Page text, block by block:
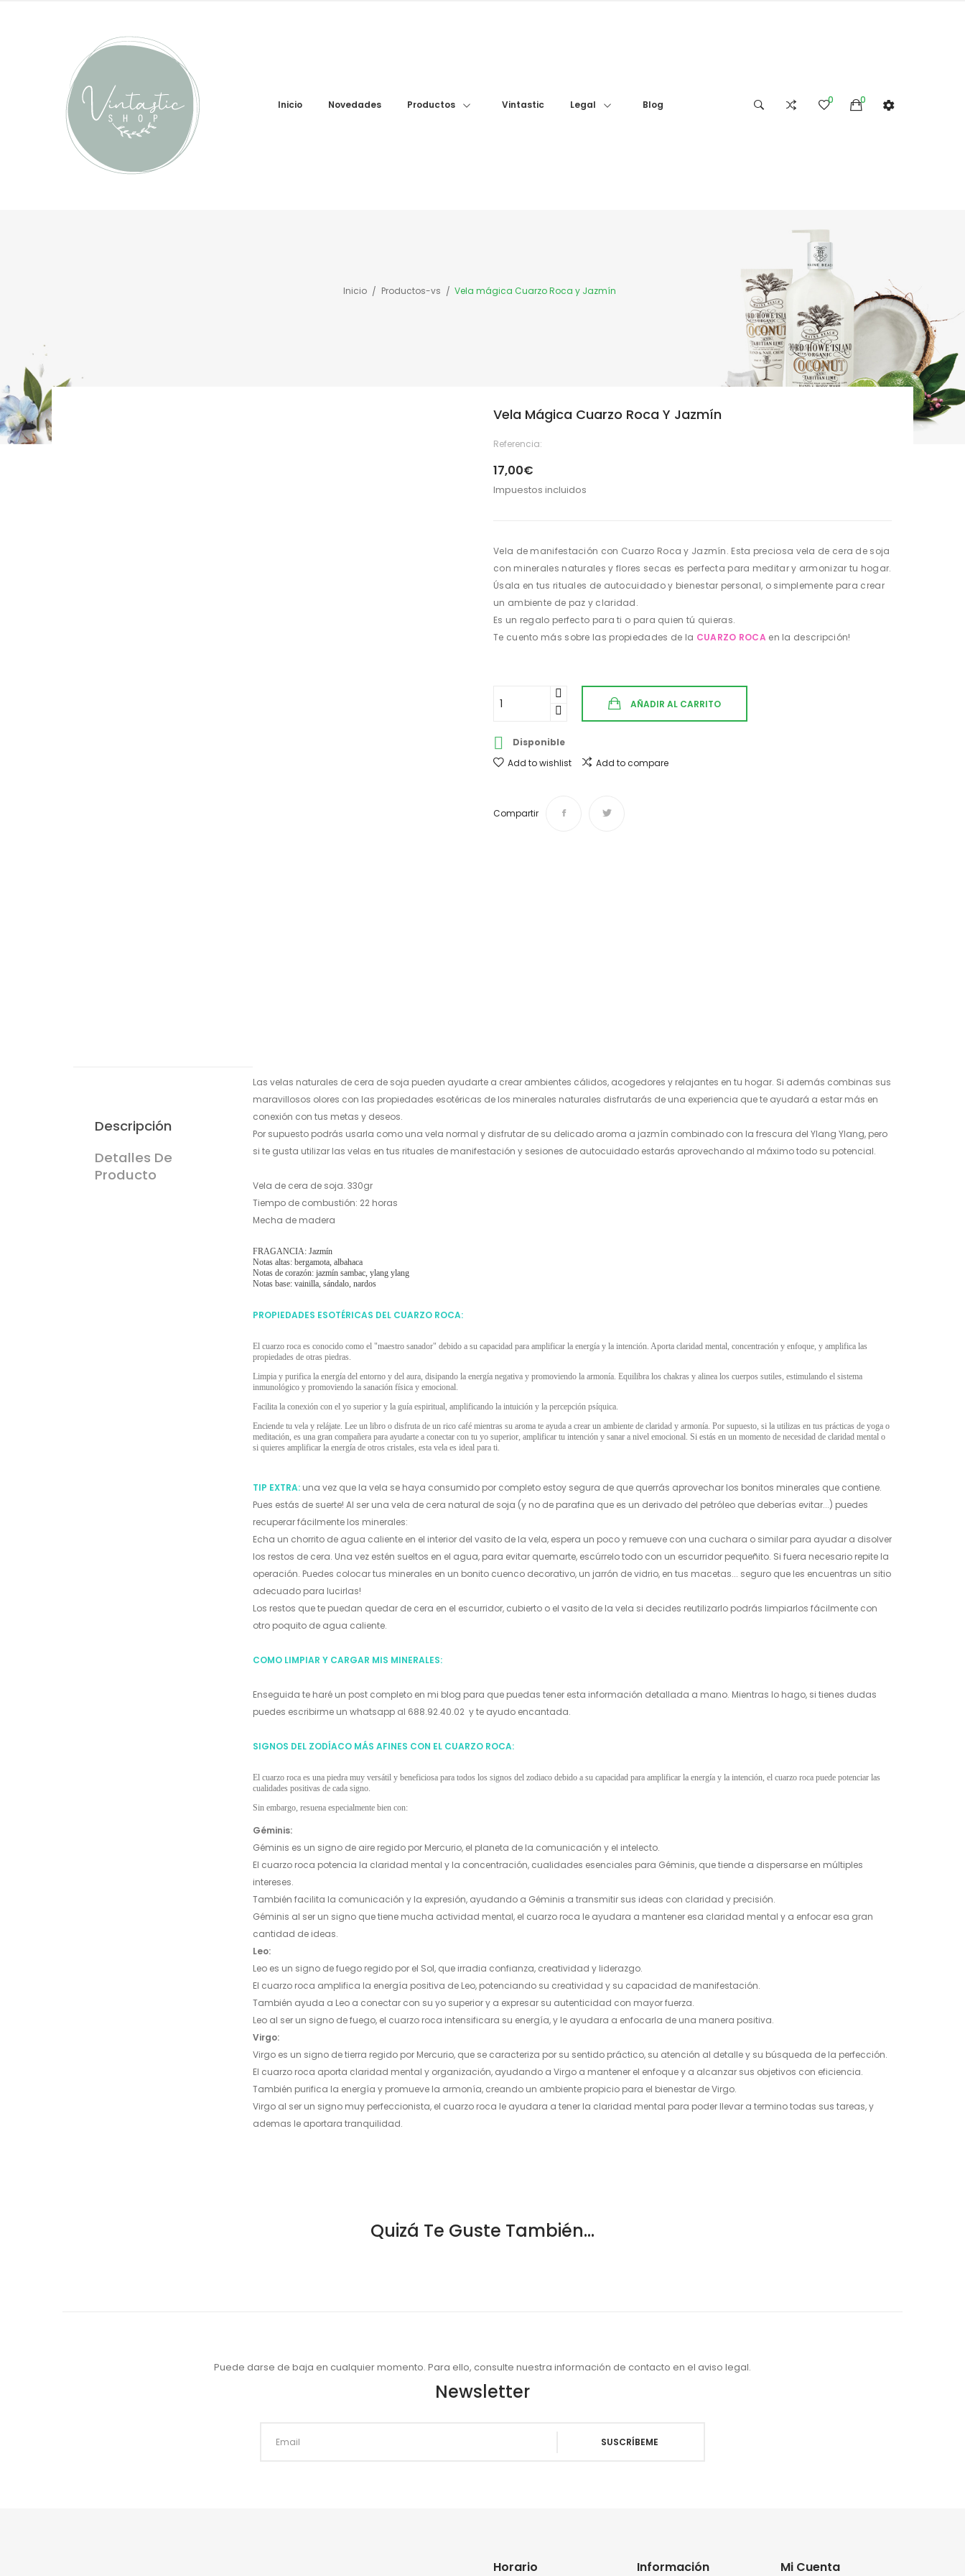
Inicio Novedades Productos Vintastic Legal Blog 0
0
Inicio Productos-vs Vela mágica Cuarzo Roca y Jazmín
Vela Mágica Cuarzo Roca Y Jazmín
Referencia:
17,00€
Impuestos incluidos
Vela de manifestación con Cuarzo Roca y Jazmín. Esta preciosa vela de cera de soja
con minerales naturales y flores secas es perfecta para meditar y armonizar tu hogar.
Úsala en tus rituales de autocuidado y bienestar personal, o simplemente para crear
un ambiente de paz y claridad.
Es un regalo perfecto para ti o para quien tú quieras.
Te cuento más sobre las propiedades de la CUARZO ROCA en la descripción!
AÑADIR AL CARRITO

Disponible
Add to wishlist
Add to compare
Compartir
Descripción
Detalles De
Producto
Las velas naturales de cera de soja pueden ayudarte a crear ambientes cálidos, acogedores y relajantes en tu hogar. Si además combinas sus
maravillosos olores con las propiedades esotéricas de los minerales naturales disfrutarás de una experiencia que te ayudará a estar más en
conexión con tus metas y deseos.
Por supuesto podrás usarla como una vela normal y disfrutar de su delicado aroma a jazmín combinado con la frescura del Ylang Ylang, pero
si te gusta utilizar las velas en tus rituales de manifestación y sesiones de autocuidado estarás aprovechando al máximo todo su potencial.
Vela de cera de soja. 330gr
Tiempo de combustión: 22 horas
Mecha de madera
FRAGANCIA: Jazmín
Notas altas: bergamota, albahaca
Notas de corazón: jazmín sambac, ylang ylang
Notas base: vainilla, sándalo, nardos
PROPIEDADES ESOTÉRICAS DEL CUARZO ROCA:
El cuarzo roca es conocido como el "maestro sanador" debido a su capacidad para amplificar la energía y la intención. Aporta claridad mental, concentración y enfoque, y amplifica las
propiedades de otras piedras.
Limpia y purifica la energía del entorno y del aura, disipando la energía negativa y promoviendo la armonía. Equilibra los chakras y alinea los cuerpos sutiles, estimulando el sistema
inmunológico y promoviendo la sanación física y emocional.
Facilita la conexión con el yo superior y la guía espiritual, amplificando la intuición y la percepción psíquica.
Enciende tu vela y relájate. Lee un libro o disfruta de un rico café mientras su aroma te ayuda a crear un ambiente de claridad y armonía. Por supuesto, si la utilizas en tus prácticas de yoga o
meditación, es una gran compañera para ayudarte a conectar con tu yo superior, amplificar tu intención y sanar a nivel emocional. Si estás en un momento de necesidad de claridad mental o
si quieres amplificar la energía de otros cristales, esta vela es ideal para ti.
TIP EXTRA: una vez que la vela se haya consumido por completo estoy segura de que querrás aprovechar los bonitos minerales que contiene.
Pues estás de suerte! Al ser una vela de cera natural de soja (y no de parafina que es un derivado del petróleo que deberías evitar...) puedes
recuperar fácilmente los minerales:
Echa un chorrito de agua caliente en el interior del vasito de la vela, espera un poco y remueve con una cuchara o similar para ayudar a disolver
los restos de cera. Una vez estén sueltos en el agua, para evitar quemarte, escúrrelo todo con un escurridor pequeñito. Si fuera necesario repite la
operación. Puedes colocar tus minerales en un bonito cuenco decorativo, un jarrón de vidrio, en tus macetas... seguro que les encuentras un sitio
adecuado para lucirlas!
Los restos que te puedan quedar de cera en el escurridor, cubierto o el vasito de la vela si decides reutilizarlo podrás limpiarlos fácilmente con
otro poquito de agua caliente.
COMO LIMPIAR Y CARGAR MIS MINERALES:
Enseguida te haré un post completo en mi blog para que puedas tener esta información detallada a mano. Mientras lo hago, si tienes dudas
puedes escribirme un whatsapp al 688.92.40.02 y te ayudo encantada.
SIGNOS DEL ZODÍACO MÁS AFINES CON EL CUARZO ROCA:
El cuarzo roca es una piedra muy versátil y beneficiosa para todos los signos del zodiaco debido a su capacidad para amplificar la energía y la intención, el cuarzo roca puede potenciar las
cualidades positivas de cada signo.
Sin embargo, resuena especialmente bien con:
Géminis:
Géminis es un signo de aire regido por Mercurio, el planeta de la comunicación y el intelecto.
El cuarzo roca potencia la claridad mental y la concentración, cualidades esenciales para Géminis, que tiende a dispersarse en múltiples
intereses.
También facilita la comunicación y la expresión, ayudando a Géminis a transmitir sus ideas con claridad y precisión.
Géminis al ser un signo que tiene mucha actividad mental, el cuarzo roca le ayudara a mantener esa claridad mental y a enfocar esa gran
cantidad de ideas.
Leo:
Leo es un signo de fuego regido por el Sol, que irradia confianza, creatividad y liderazgo.
El cuarzo roca amplifica la energía positiva de Leo, potenciando su creatividad y su capacidad de manifestación.
También ayuda a Leo a conectar con su yo superior y a expresar su autenticidad con mayor fuerza.
Leo al ser un signo de fuego, el cuarzo roca intensificara su energía, y le ayudara a enfocarla de una manera positiva.
Virgo:
Virgo es un signo de tierra regido por Mercurio, que se caracteriza por su sentido práctico, su atención al detalle y su búsqueda de la perfección.
El cuarzo roca aporta claridad mental y organización, ayudando a Virgo a mantener el enfoque y a alcanzar sus objetivos con eficiencia.
También purifica la energía y promueve la armonía, creando un ambiente propicio para el bienestar de Virgo.
Virgo al ser un signo muy perfeccionista, el cuarzo roca le ayudara a tener la claridad mental para poder llevar a termino todas sus tareas, y
ademas le aportara tranquilidad.
Quizá Te Guste También...
Puede darse de baja en cualquier momento. Para ello, consulte nuestra información de contacto en el aviso legal.
Newsletter
Horario Información Mi Cuenta